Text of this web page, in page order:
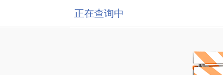
正在查询中